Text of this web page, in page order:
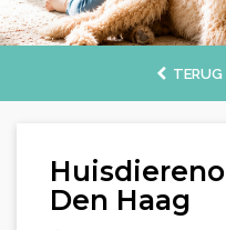
TERUG
Den Haag